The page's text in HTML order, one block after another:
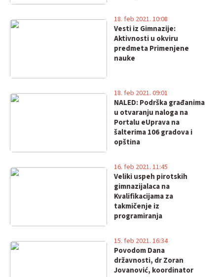
Vesti iz Gimnazije:
Aktivnosti u okviru
predmeta Primenjene
nauke
18. feb 2021. 10:08
NALED: Podrška građanima
u otvaranju naloga na
Portalu eUprava na
šalterima 106 gradova i
opština
18. feb 2021. 09:01
Veliki uspeh pirotskih
gimnazijalaca na
Kvalifikacijama za
takmičenje iz
programiranja
16. feb 2021. 11:45
Povodom Dana
državnosti, dr Zoran
Jovanović, koordinator
15. feb 2021. 16:34